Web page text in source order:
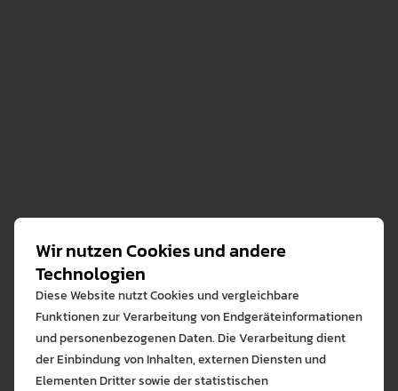
und der Betreuung von Abschlussarbeiten an der PH
Weingarten eingesetzt werden. Den Kurs finden Sie
unter seinem oben genannten Namen oder unter:
https://www.moopaed.de/moodle/course/view.php?
id=12262.
Die Vortragsvideos sind nur für Angehörige der
Pädagogischen Hochschule nutzbar.
Wir nutzen Cookies und andere
Technologien
Diese Website nutzt Cookies und vergleichbare
Funktionen zur Verarbeitung von Endgeräteinformationen
und personenbezogenen Daten. Die Verarbeitung dient
der Einbindung von Inhalten, externen Diensten und
Elementen Dritter sowie der statistischen